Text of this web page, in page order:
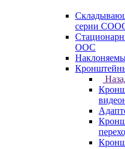
серии
ООС